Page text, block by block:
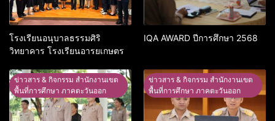
โรงเรียนอนุบาลธรรมศิริ
วิทยาคาร โรงเรียนอารยเกษตร
IQA AWARD ปีการศึกษา 2568
ข่าวสาร & กิจกรรม สำนักงานเขต
พื้นที่การศึกษา ภาคตะวันออก
ข่าวสาร & กิจกรรม สำนักงานเขต
พื้นที่การศึกษา ภาคตะวันออก